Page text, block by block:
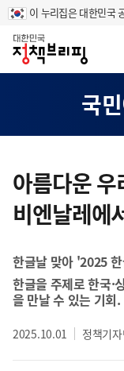
이 누리집은 대한민국
홈
국
텐
츠
영
아름다운
비엔날레에
한글날 맞아 '2025
한글을 주제로 한국·
을 만날 수 있는 기회.
2025.10.01 정책기